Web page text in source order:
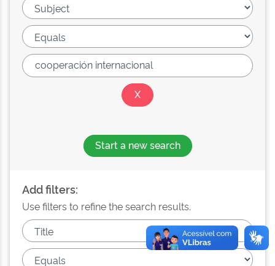
Start a new search
Add filters:
Use filters to refine the search results.